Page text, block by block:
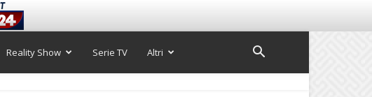
Reality Show Serie TV Altri